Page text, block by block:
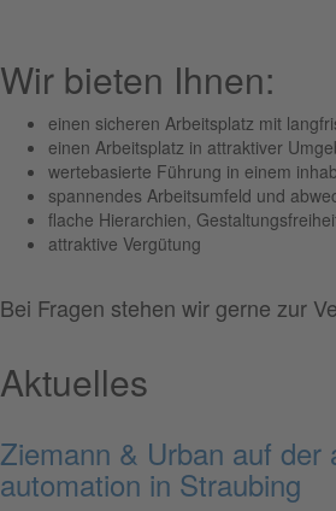
Wir bieten Ihnen:
einen sicheren Arbeitsplatz mit
einen Arbeitsplatz in attraktiver
wertebasierte Führung in einem
spannendes Arbeitsumfeld und
flache Hierarchien,
attraktive Vergütung
Bei Fragen stehen wir gerne zur
Aktuelles
Ziemann & Urban auf der
automation in Straubing